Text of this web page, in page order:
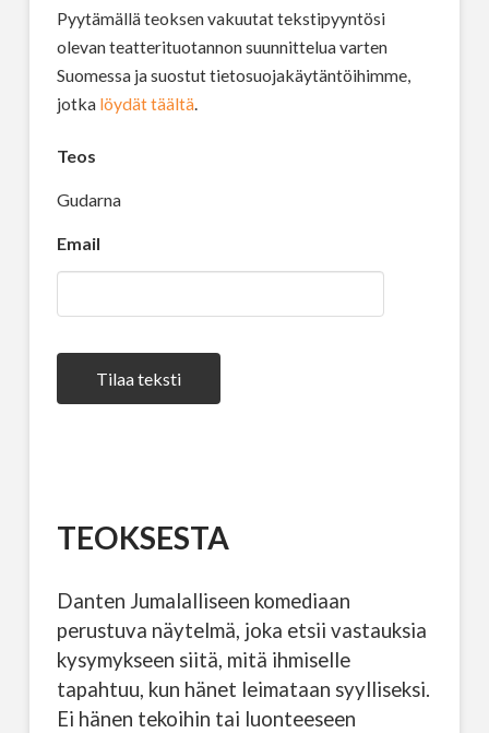
Pyytämällä teoksen vakuutat tekstipyyntösi
olevan teatterituotannon suunnittelua varten
Suomessa ja suostut tietosuojakäytäntöihimme,
jotka löydät täältä.
Teos
Gudarna
Email
Tilaa teksti
TEOKSESTA
Danten Jumalalliseen komediaan
perustuva näytelmä, joka etsii vastauksia
kysymykseen siitä, mitä ihmiselle
tapahtuu, kun hänet leimataan syylliseksi.
Ei hänen tekoihin tai luonteeseen